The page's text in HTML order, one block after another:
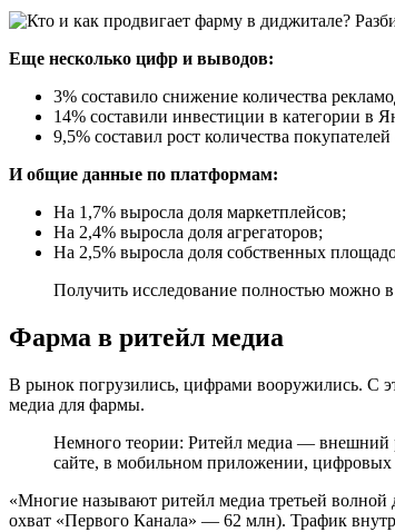
Еще несколько цифр и выводов:
3% составило снижение количества
14% составили инвестиции в категории в
9,5% составил рост количества
И общие данные по платформам:
На 1,7% выросла доля маркетплейсов;
На 2,4% выросла доля агрегаторов;
На 2,5% выросла доля собственных
Получить исследование полностью можно
Фарма в ритейл медиа
В рынок погрузились, цифрами вооружились. С
медиа для фармы.
Немного теории: Ритейл медиа — внешний
сайте, в мобильном приложении, цифровых
«Многие называют ритейл медиа третьей
охват «Первого Канала» — 62 млн). Трафик